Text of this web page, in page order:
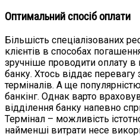
Оптимальний спосіб оплати
Більшість спеціалізованих
клієнтів в способах
зручніше проводити оплату в
банку. Хтось віддає перевагу
терміналів. А ще
банкінг. Однак варто
відділення банку напевно
Термінал – можливість
найменші витрати несе